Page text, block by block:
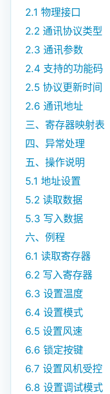
2.1 物理接口
2.2 通讯协议类型
2.3 通讯参数
2.4 支持的功能码
2.5 协议更新时间
2.6 通讯地址
三、寄存器映射表
四、异常处理
五、操作说明
5.1 地址设置
5.2 读取数据
5.3 写入数据
六、例程
6.1 读取寄存器
6.2 写入寄存器
6.3 设置温度
6.4 设置模式
6.5 设置风速
6.6 锁定按键
6.7 设置风机受控
6.8 设置调试模式